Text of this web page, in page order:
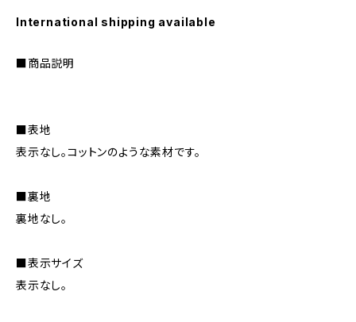
International shipping available
■商品説明
■表地
表示なし。コットンのような素材です。
■裏地
裏地なし。
■表示サイズ
表示なし。